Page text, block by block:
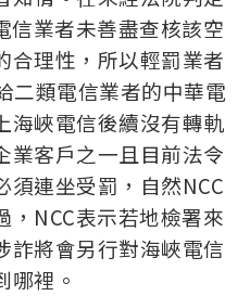
信業者未善盡查核該空
合理性，所以輕罰業者
二類電信業者的中華電
海峽電信後續沒有轉軌
業客戶之一且目前法令
須連坐受罰，自然NCC
，NCC表示若地檢署來
詐將會另行對海峽電信
哪裡。